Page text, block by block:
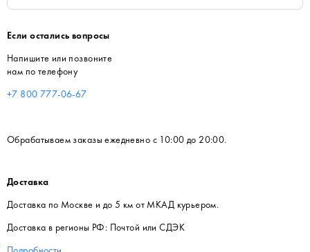
Если остались вопросы
Напишите или позвоните
нам по телефону
+7 800 777-06-67
Обрабатываем заказы ежедневно с 10:00 до 20:00.
Доставка
Доставка по Москве и до 5 км от МКАД курьером.
Доставка в регионы РФ: Почтой или СДЭК